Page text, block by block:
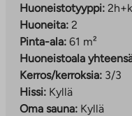
Huoneistotyyppi:
Huoneita: 2
Pinta-ala: 61 m²
Huoneistoala
Kerros/kerroksia: 3/3
Hissi: Kyllä
Oma sauna: Kyllä